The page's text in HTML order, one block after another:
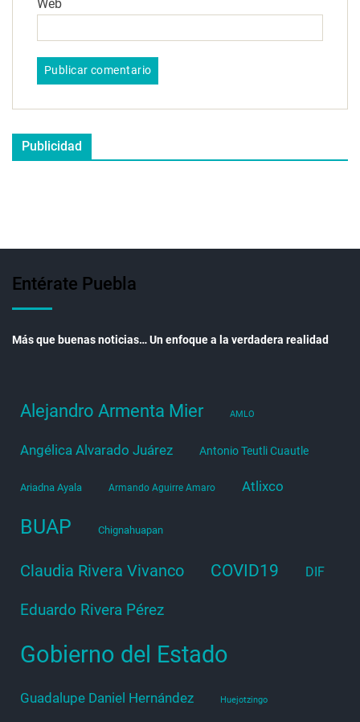
Web
Publicidad
Entérate Puebla
Más que buenas noticias… Un enfoque a la verdadera realidad
Alejandro Armenta Mier AMLO
Angélica Alvarado Juárez Antonio Teutli Cuautle
Ariadna Ayala Armando Aguirre Amaro Atlixco
BUAP Chignahuapan
Claudia Rivera Vivanco COVID19 DIF
Eduardo Rivera Pérez
Gobierno del Estado
Guadalupe Daniel Hernández Huejotzingo